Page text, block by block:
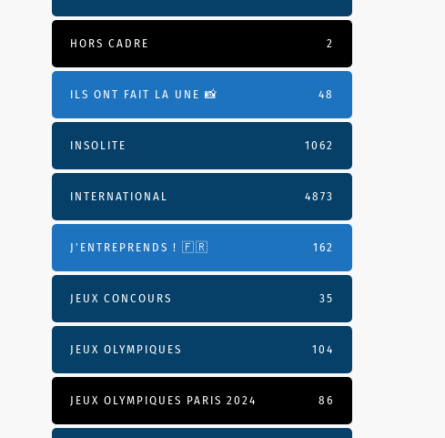
HORS CADRE 2
ILS ONT FAIT LA UNE 📸 48
INSOLITE 1062
INTERNATIONAL 4873
J'ENTREPRENDS ! 🇫🇷 162
JEUX CONCOURS 35
JEUX OLYMPIQUES 104
JEUX OLYMPIQUES PARIS 2024 86